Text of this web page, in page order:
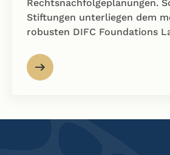
Rechtsnachfolgeplanungen.
Stiftungen unterliegen dem
robusten DIFC Foundations